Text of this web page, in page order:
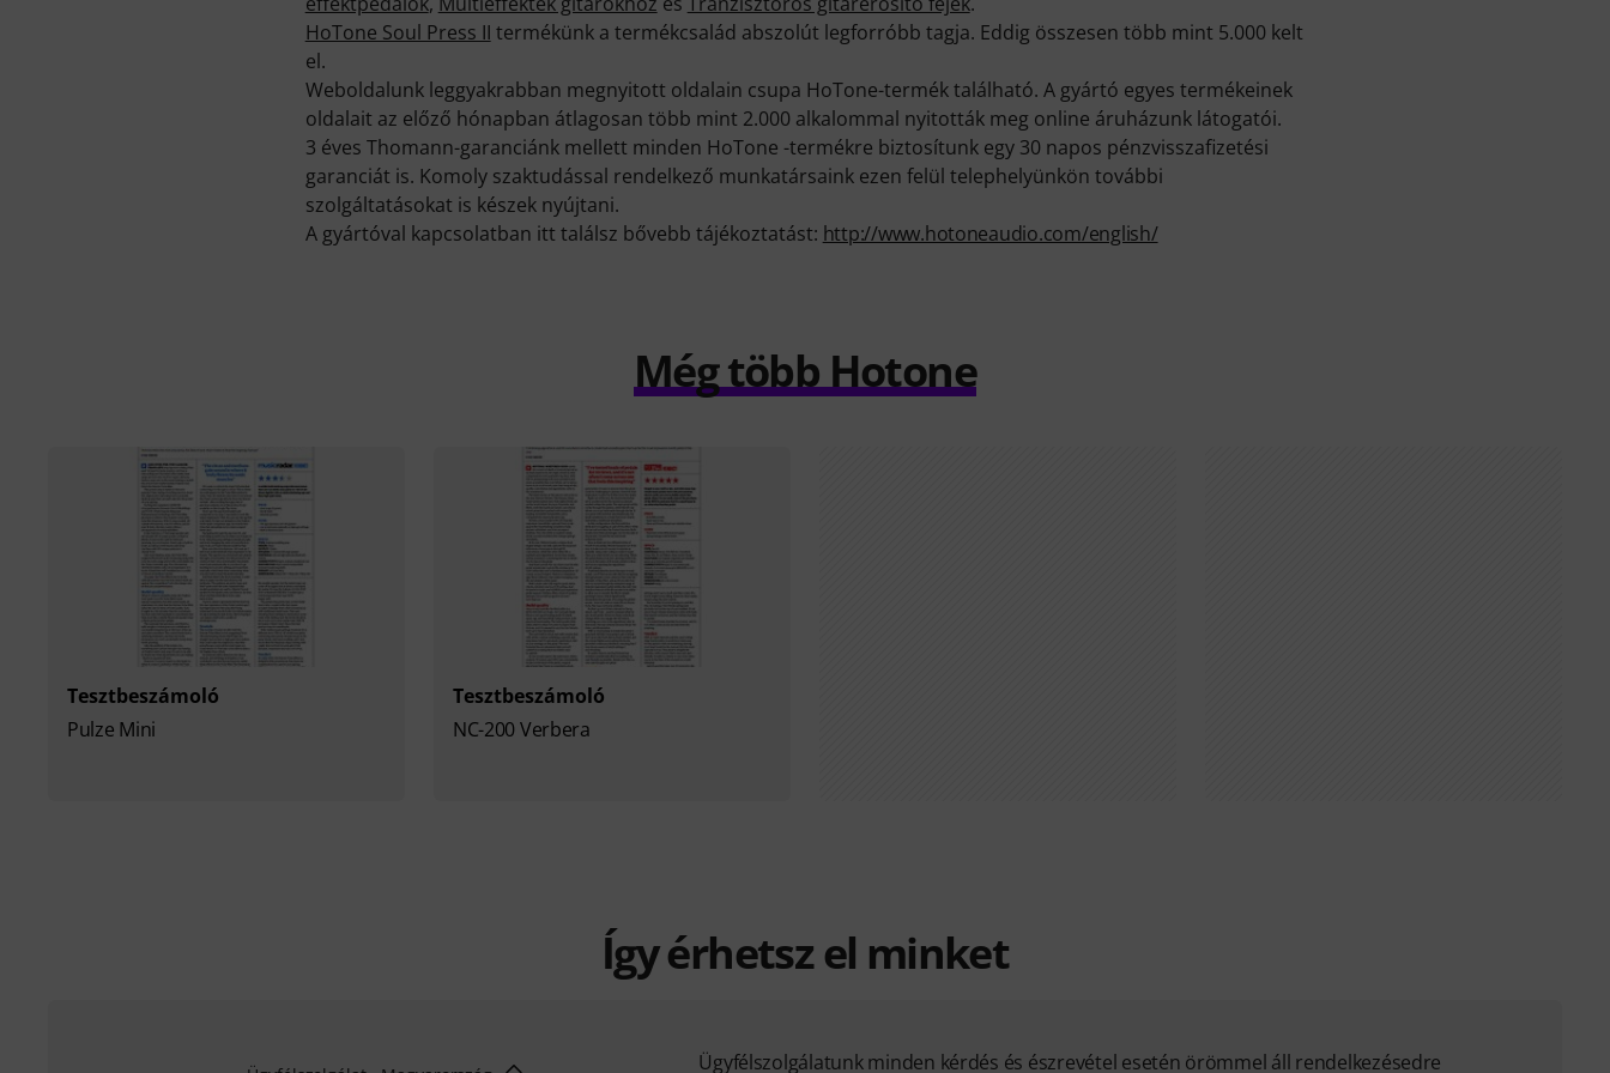
HoTone Soul Press II termékünk a termékcsalád abszolút legforróbb tagja. Eddig összesen több mint 5.000 kelt
el.
Weboldalunk leggyakrabban megnyitott oldalain csupa HoTone-termék található. A gyártó egyes termékeinek
oldalait az előző hónapban átlagosan több mint 2.000 alkalommal nyitották meg online áruházunk látogatói.
3 éves Thomann-garanciánk mellett minden HoTone -termékre biztosítunk egy 30 napos pénzvisszafizetési
garanciát is. Komoly szaktudással rendelkező munkatársaink ezen felül telephelyünkön további
szolgáltatásokat is készek nyújtani.
A gyártóval kapcsolatban itt találsz bővebb tájékoztatást: http://www.hotoneaudio.com/english/
Még több Hotone
Tesztbeszámoló
Pulze Mini
Tesztbeszámoló
NC-200 Verbera
Így érhetsz el minket
Ügyfélszolgálatunk minden kérdés és észrevétel esetén örömmel áll rendelkezésedre